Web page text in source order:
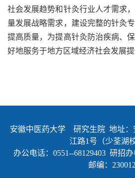
社会发展趋势和针灸行业人才需求
量发展战略需求，建设完整的针灸
提高质量，为提高针灸防治疾病、
好地服务于地方区域经济社会发展
安徽中医药大学 研究生院 地址：
江路1号（少荃湖
办公电话：0551--68129403 研招办
邮编：230012